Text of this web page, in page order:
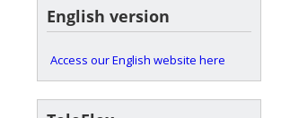
English version
Access our English website here